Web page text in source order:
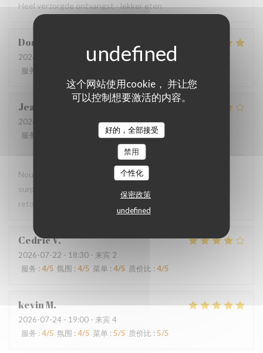
这个网站使用cookie， 并让您
可以控制想要激活的内容。
好的，全部接受
禁用
个性化
保密政策
undefined
Heel verzorgde ontvangst - lekker eten
Dorothée
2026-08-01
- 19:00 - 来宾 3
服务
Jean-Marie C
2026-07-29
- 19:45 - 来宾 2
服务
菜单: 4/5 质价比:4 /5
Nous avons pris le menu proposé et ce fut une agréable
surprise, le filet de viande BBB super délicieux Nous y
retournerons
CedricV
2026-07-22 - 18:30 - 来宾 2
服务 : 4/5 氛围 : 4/5 菜单 : 4/5 质价比 : 4/5
kevinM
2026-07-24 - 19:00 - 来宾 4
服务 : 4/5 氛围 :4/5 菜单 : 5/5 质价比 :5/5